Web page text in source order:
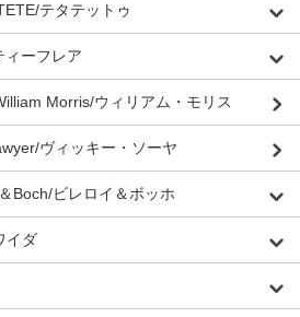
テタテットゥ
ィーフレア
Morris/ウィリアム・モリス
ヴィッキー・ソーヤ
Boch/ビレロイ＆ボッホ
イダ